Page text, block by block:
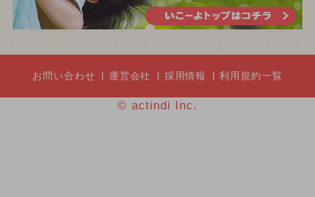
お問い合わせ 運営会社 採用情報 利用規約一覧
© actindi Inc.